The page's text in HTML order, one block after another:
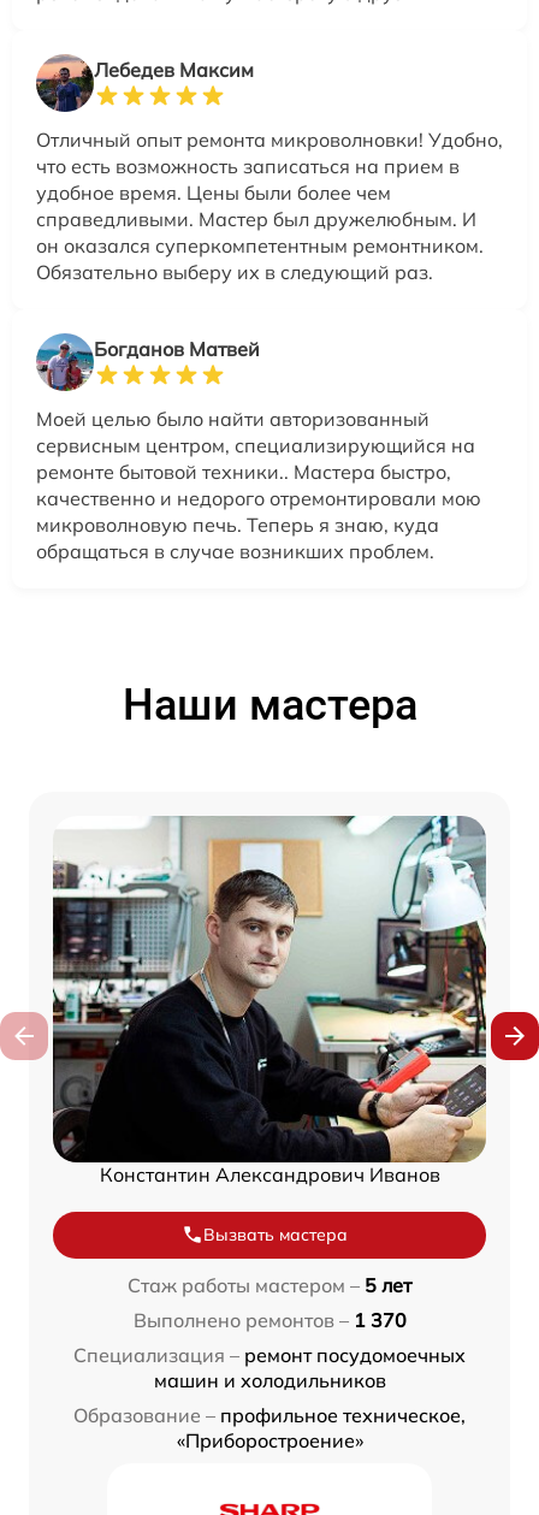
Лебедев Максим
Отличный опыт ремонта микроволновки! Удобно,
что есть возможность записаться на прием в
удобное время. Цены были более чем
справедливыми. Мастер был дружелюбным. И
он оказался суперкомпетентным ремонтником.
Обязательно выберу их в следующий раз.
Богданов Матвей
Моей целью было найти авторизованный
сервисным центром, специализирующийся на
ремонте бытовой техники.. Мастера быстро,
качественно и недорого отремонтировали мою
микроволновую печь. Теперь я знаю, куда
обращаться в случае возникших проблем.
Наши мастера
Константин Александрович Иванов
Вызвать мастера
Стаж работы мастером – 5 лет
Выполнено ремонтов – 1 370
Специализация – ремонт посудомоечных
машин и холодильников
Образование – профильное техническое,
«Приборостроение»